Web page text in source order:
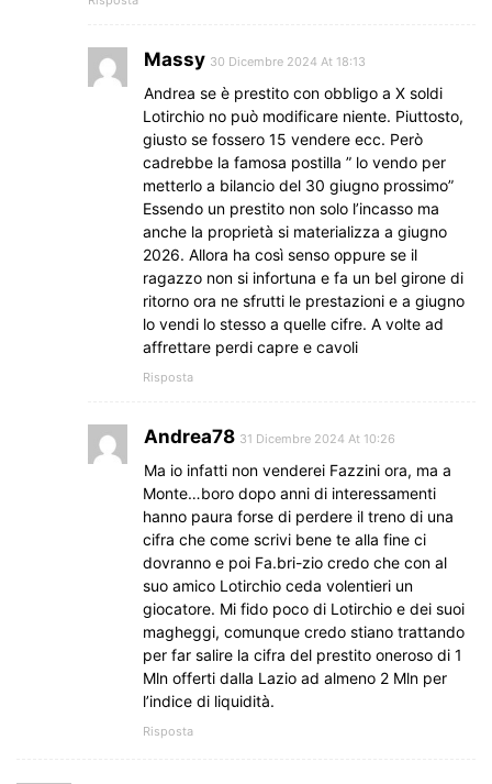
Massy 30 Dicembre 2024 At 18:13
Andrea se è prestito con obbligo a X soldi
Lotirchio no può modificare niente. Piuttosto,
giusto se fossero 15 vendere ecc. Però
cadrebbe la famosa postilla ” lo vendo per
metterlo a bilancio del 30 giugno prossimo”
Essendo un prestito non solo l’incasso ma
anche la proprietà si materializza a giugno
2026. Allora ha così senso oppure se il
ragazzo non si infortuna e fa un bel girone di
ritorno ora ne sfrutti le prestazioni e a giugno
lo vendi lo stesso a quelle cifre. A volte ad
affrettare perdi capre e cavoli
Risposta
Andrea78 31 Dicembre 2024 At 10:26
Ma io infatti non venderei Fazzini ora, ma a
Monte…boro dopo anni di interessamenti
hanno paura forse di perdere il treno di una
cifra che come scrivi bene te alla fine ci
dovranno e poi Fa.bri-zio credo che con al
suo amico Lotirchio ceda volentieri un
giocatore. Mi fido poco di Lotirchio e dei suoi
magheggi, comunque credo stiano trattando
per far salire la cifra del prestito oneroso di 1
Mln offerti dalla Lazio ad almeno 2 Mln per
l’indice di liquidità.
Risposta